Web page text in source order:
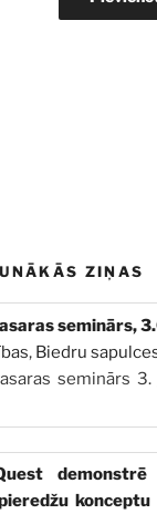
ZIŅAS
seminārs,
, Biedru
seminārs
demonstrē